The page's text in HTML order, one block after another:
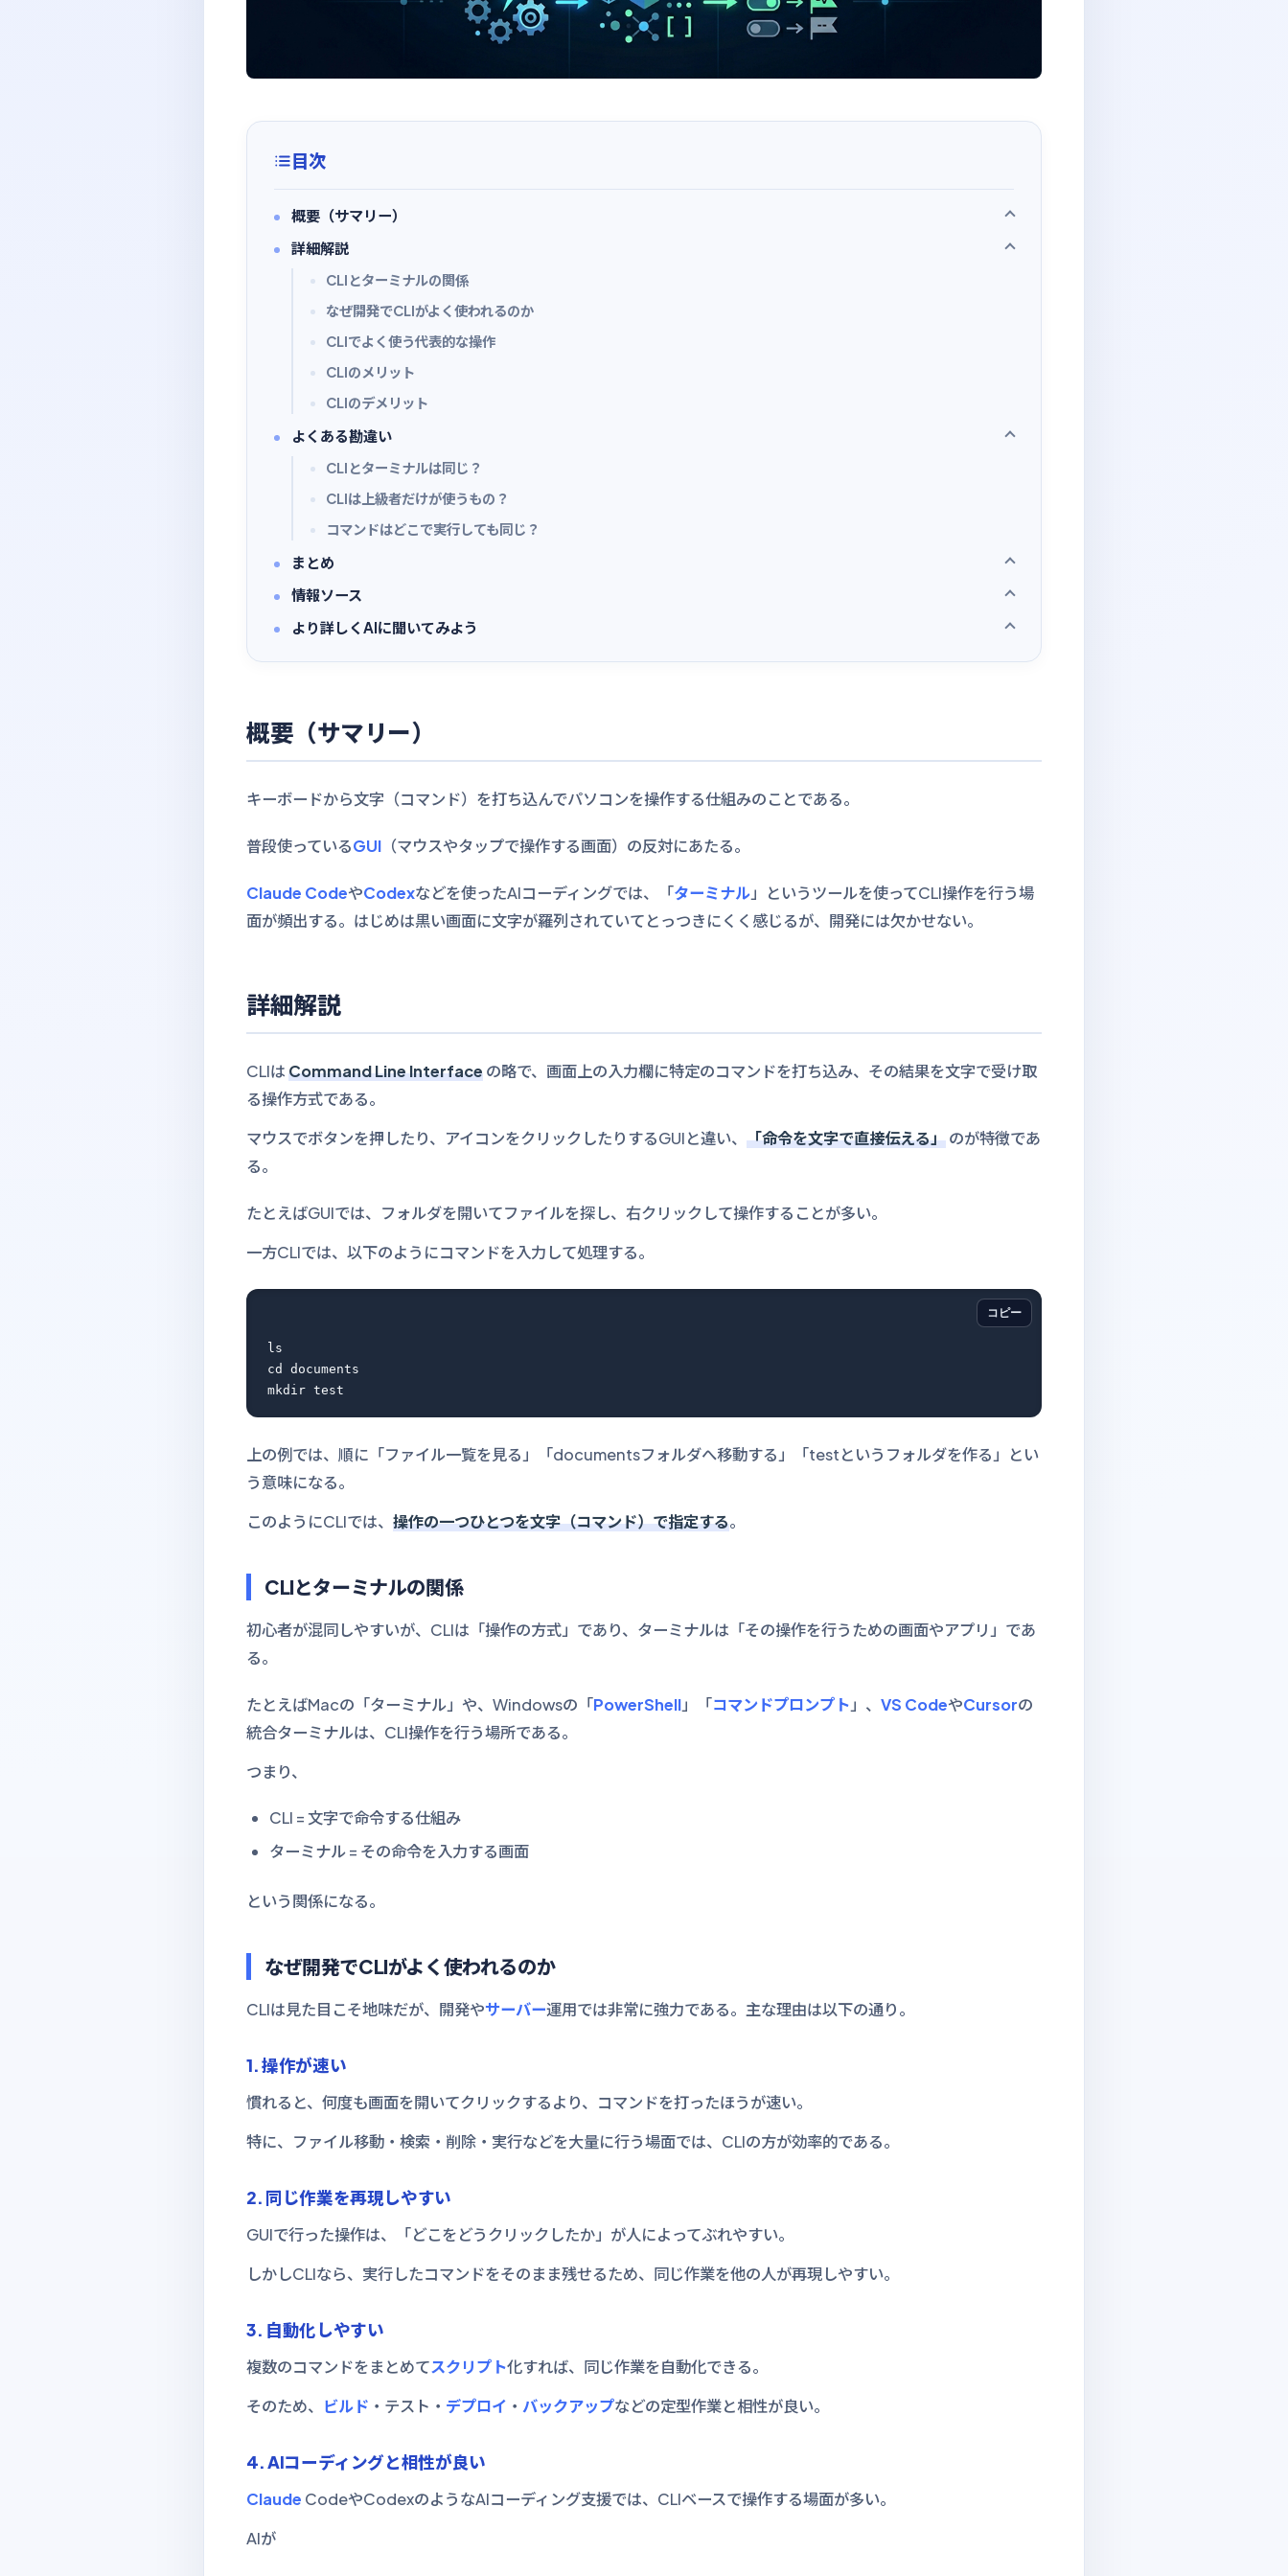
目次
概要（サマリー）
詳細解説
CLIとターミナルの関係
なぜ開発でCLIがよく使われるのか
CLIでよく使う代表的な操作
CLIのメリット
CLIのデメリット
よくある勘違い
CLIとターミナルは同じ？
CLIは上級者だけが使うもの？
コマンドはどこで実行しても同じ？
まとめ
情報ソース
より詳しくAIに聞いてみよう
概要（サマリー）
キーボードから文字（コマンド）を打ち込んでパソコンを操作する仕組みのことである。
普段使っているGUI （マウスやタップで操作する画面）の反対にあたる。
Claude CodeやCodexなどを使ったAIコーディングでは、「ターミナル」というツールを使ってCLI操作を行う場
面が頻出する。はじめは黒い画面に文字が羅列されていてとっつきにくく感じるが、開発には欠かせない。
詳細解説
CLIはCommand Line Interfaceの略で、画面上の入力欄に特定のコマンドを打ち込み、その結果を文字で受け取
る操作方式である。
マウスでボタンを押したり、アイコンをクリックしたりするGUIと違い、 「命令を文字で直接伝える」のが特徴であ
る。
たとえばGUIでは、フォルダを開いてファイルを探し、右クリックして操作することが多い。
一方CLIでは、以下のようにコマンドを入力して処理する。
コピー
ls
cd documents
上の例では、順に「ファイル一覧を見る」「documentsフォルダへ移動する」「testというフォルダを作る」とい
う意味になる。
このようにCLIでは、 操作の一つひとつを文字（コマンド）で指定する。
CLIとターミナルの関係
初心者が混同しやすいが、CLIは「操作の方式」であり、ターミナルは「その操作を行うための画面やアプリ」であ
る。
たとえばMacの「ターミナル」や、Windowsの「PowerShell」「コマンドプロンプト 」、 VS CodeやCursorの
統合ターミナルは、CLI操作を行う場所である。
つまり、
CLI = 文字で命令する仕組み
ターミナル = その命令を入力する画面
という関係になる。
なぜ開発でCLIがよく使われるのか
CLIは見た目こそ地味だが、開発やサーバー運用では非常に強力である。主な理由は以下の通り。
1. 操作が速い
慣れると、何度も画面を開いてクリックするより、コマンドを打ったほうが速い。
特に、ファイル移動・検索・削除・実行などを大量に行う場面では、CLIの方が効率的である。
2. 同じ作業を再現しやすい
GUIで行った操作は、「どこをどうクリックしたか」が人によってぶれやすい。
しかしCLIなら、実行したコマンドをそのまま残せるため、同じ作業を他の人が再現しやすい。
3. 自動化しやすい
複数のコマンドをまとめてスクリプト化すれば、同じ作業を自動化できる。
そのため、 ビルド ・テスト・ デプロイ ・ バックアップなどの定型作業と相性が良い。
4. AIコーディングと相性が良い
Claude CodeやCodexのようなAIコーディング支援では、CLIベースで操作する場面が多い。
AIが